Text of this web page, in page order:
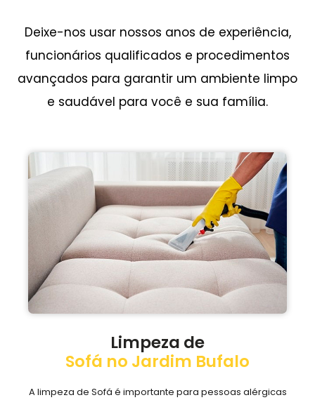
Deixe-nos usar nossos anos de experiência,
funcionários qualificados e procedimentos
avançados para garantir um ambiente limpo
e saudável para você e sua família.
Limpeza de
Sofá no Jardim Bufalo
A limpeza de Sofá é importante para pessoas alérgicas